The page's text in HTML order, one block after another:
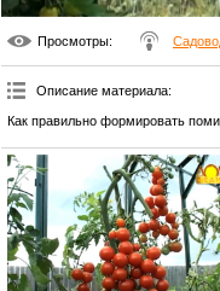
Просмотры:
Описание материала:
Как правильно формировать